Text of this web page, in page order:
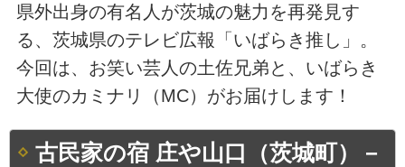
県外出身の有名人が茨城の魅力を再発見す
る、茨城県のテレビ広報「いばらき推し」。
今回は、お笑い芸人の土佐兄弟と、いばらき
大使のカミナリ（MC）がお届けします！
古民家の宿 庄や山口（茨城町）－